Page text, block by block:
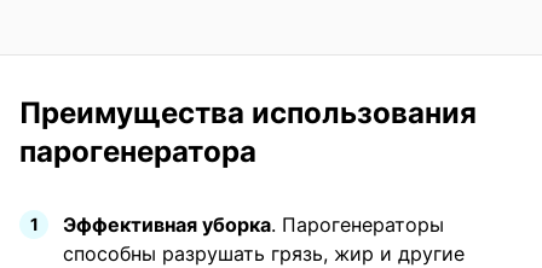
Преимущества использования
парогенератора
Эффективная уборка. Парогенераторы
способны разрушать грязь, жир и другие